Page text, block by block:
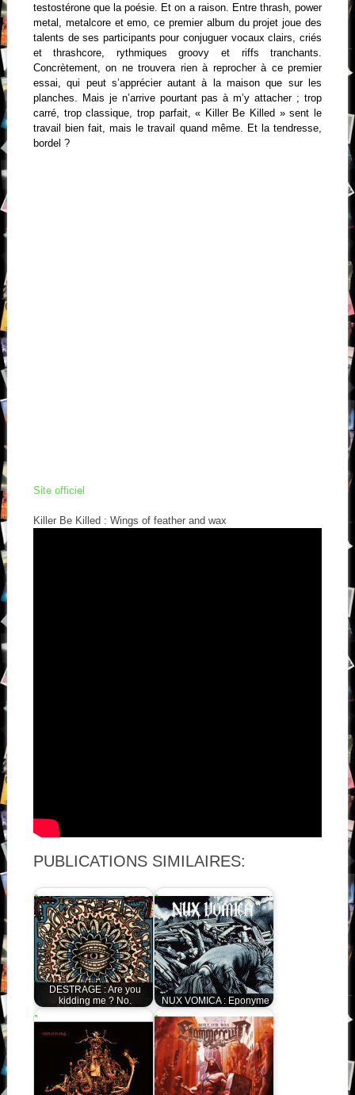
testostérone que la poésie. Et on a raison. Entre thrash, power
metal, metalcore et emo, ce premier album du projet joue des
talents de ses participants pour conjuguer vocaux clairs, criés
et thrashcore, rythmiques groovy et riffs tranchants.
Concrètement, on ne trouvera rien à reprocher à ce premier
essai, qui peut s’apprécier autant à la maison que sur les
planches. Mais je n’arrive pourtant pas à m’y attacher ; trop
carré, trop classique, trop parfait, « Killer Be Killed » sent le
travail bien fait, mais le travail quand même. Et la tendresse,
bordel ?
Site officiel
Killer Be Killed : Wings of feather and wax
PUBLICATIONS SIMILAIRES:
DESTRAGE : Are you
kidding me ? No.
NUX VOMICA : Eponyme